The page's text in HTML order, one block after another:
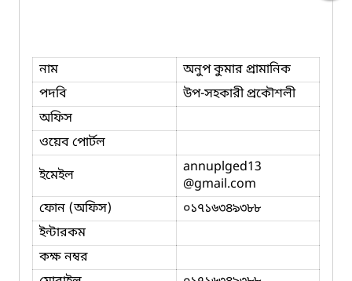
নাম
অনুপ কুমার প্রামানিক
পদবি
উপ-সহকারী প্রকৌশলী
অফিস
ওয়েব পোর্টল
ইমেইল
annuplged13
@gmail.com
ফোন (অফিস)
০১৭১৬৩৪৯৩৮৮
ইন্টারকম
কক্ষ নম্বর